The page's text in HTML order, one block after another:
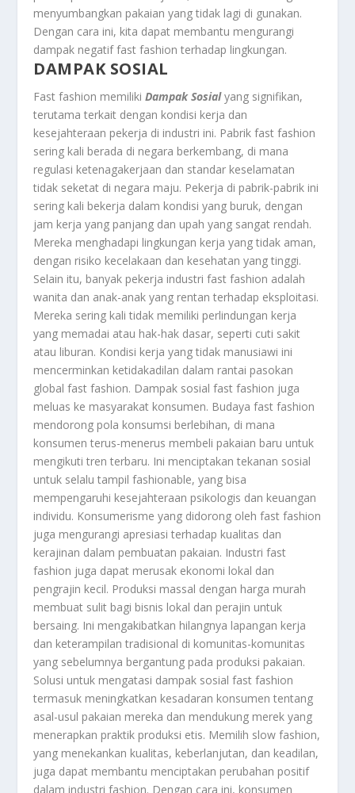
menyumbangkan pakaian yang tidak lagi di gunakan.
Dengan cara ini, kita dapat membantu mengurangi
dampak negatif fast fashion terhadap lingkungan.
DAMPAK SOSIAL
Fast fashion memilikiDampak Sosialyang signifikan,
terutama terkait dengan kondisi kerja dan
kesejahteraan pekerja di industri ini. Pabrik fast fashion
sering kali berada di negara berkembang, di mana
regulasi ketenagakerjaan dan standar keselamatan
tidak seketat di negara maju. Pekerja di pabrik-pabrik ini
sering kali bekerja dalam kondisi yang buruk, dengan
jam kerja yang panjang dan upah yang sangat rendah.
Mereka menghadapi lingkungan kerja yang tidak aman,
dengan risiko kecelakaan dan kesehatan yang tinggi.
Selain itu, banyak pekerja industri fast fashion adalah
wanita dan anak-anak yang rentan terhadap eksploitasi.
Mereka sering kali tidak memiliki perlindungan kerja
yang memadai atau hak-hak dasar, seperti cuti sakit
atau liburan. Kondisi kerja yang tidak manusiawi ini
mencerminkan ketidakadilan dalam rantai pasokan
global fast fashion. Dampak sosial fast fashion juga
meluas ke masyarakat konsumen. Budaya fast fashion
mendorong pola konsumsi berlebihan, di mana
konsumen terus-menerus membeli pakaian baru untuk
mengikuti tren terbaru. Ini menciptakan tekanan sosial
untuk selalu tampil fashionable, yang bisa
mempengaruhi kesejahteraan psikologis dan keuangan
individu. Konsumerisme yang didorong oleh fast fashion
juga mengurangi apresiasi terhadap kualitas dan
kerajinan dalam pembuatan pakaian. Industri fast
fashion juga dapat merusak ekonomi lokal dan
pengrajin kecil. Produksi massal dengan harga murah
membuat sulit bagi bisnis lokal dan perajin untuk
bersaing. Ini mengakibatkan hilangnya lapangan kerja
dan keterampilan tradisional di komunitas-komunitas
yang sebelumnya bergantung pada produksi pakaian.
Solusi untuk mengatasi dampak sosial fast fashion
termasuk meningkatkan kesadaran konsumen tentang
asal-usul pakaian mereka dan mendukung merek yang
menerapkan praktik produksi etis. Memilih slow fashion,
yang menekankan kualitas, keberlanjutan, dan keadilan,
juga dapat membantu menciptakan perubahan positif
dalam industri fashion. Dengan cara ini, konsumen